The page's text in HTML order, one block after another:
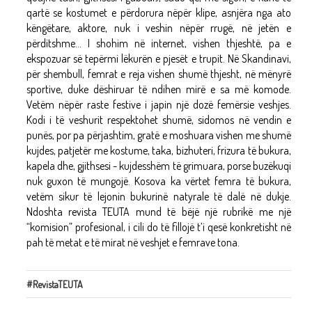
qartë se kostumet e përdorura nëpër klipe, asnjëra nga ato
këngëtare, aktore, nuk i veshin nëpër rrugë, në jetën e
përditshme... I shohim në internet, vishen thjeshtë, pa e
ekspozuar së tepërmi lëkurën e pjesët e trupit. Në Skandinavi,
për shembull, femrat e reja vishen shumë thjesht, në mënyrë
sportive, duke dëshiruar të ndihen mirë e sa më komode.
Vetëm nëpër raste festive i japin një dozë femërsie veshjes.
Kodi i të veshurit respektohet shumë, sidomos në vendin e
punës, por pa përjashtim, gratë e moshuara vishen me shumë
kujdes, patjetër me kostume, taka, bizhuteri, frizura të bukura,
kapela dhe, gjithsesi - kujdesshëm të grimuara, porse buzëkuqi
nuk guxon të mungojë. Kosova ka vërtet femra të bukura,
vetëm sikur të lejonin bukurinë natyrale të dalë në dukje.
Ndoshta revista TEUTA mund të bëjë një rubrikë me një
“komision” profesional, i cili do të fillojë t’i qesë konkretisht në
pah të metat e të mirat në veshjet e femrave tona.
#RevistaTEUTA